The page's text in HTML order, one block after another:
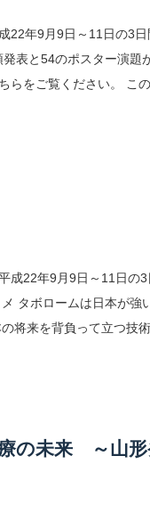
22年9月9日～11日の3
表と54のポスター演題
らをご覧ください。 こ
成22年9月9日～11日の
タボロームは日本が強
将来を背負って立つ技
の未来 ～山